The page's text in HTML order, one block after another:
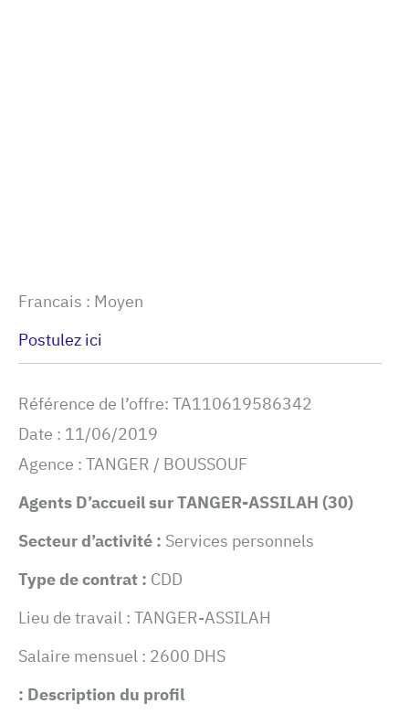
Francais : Moyen
Postulez ici
Référence de l’offre: TA110619586342
Date : 11/06/2019
Agence : TANGER / BOUSSOUF
(30) Agents D’accueil sur TANGER-ASSILAH
Secteur d’activité : Services personnels
Type de contrat : CDD
Lieu de travail : TANGER-ASSILAH
Salaire mensuel : 2600 DHS
Description du profil :